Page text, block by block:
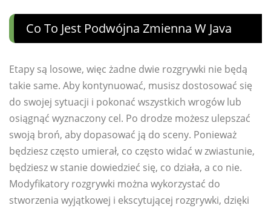
Co To Jest Podwójna Zmienna W Java
Etapy są losowe, więc żadne dwie rozgrywki nie będą
takie same. Aby kontynuować, musisz dostosować się
do swojej sytuacji i pokonać wszystkich wrogów lub
osiągnąć wyznaczony cel. Po drodze możesz ulepszać
swoją broń, aby dopasować ją do sceny. Ponieważ
będziesz często umierał, co często widać w zwiastunie,
będziesz w stanie dowiedzieć się, co działa, a co nie.
Modyfikatory rozgrywki można wykorzystać do
stworzenia wyjątkowej i ekscytującej rozgrywki, dzięki